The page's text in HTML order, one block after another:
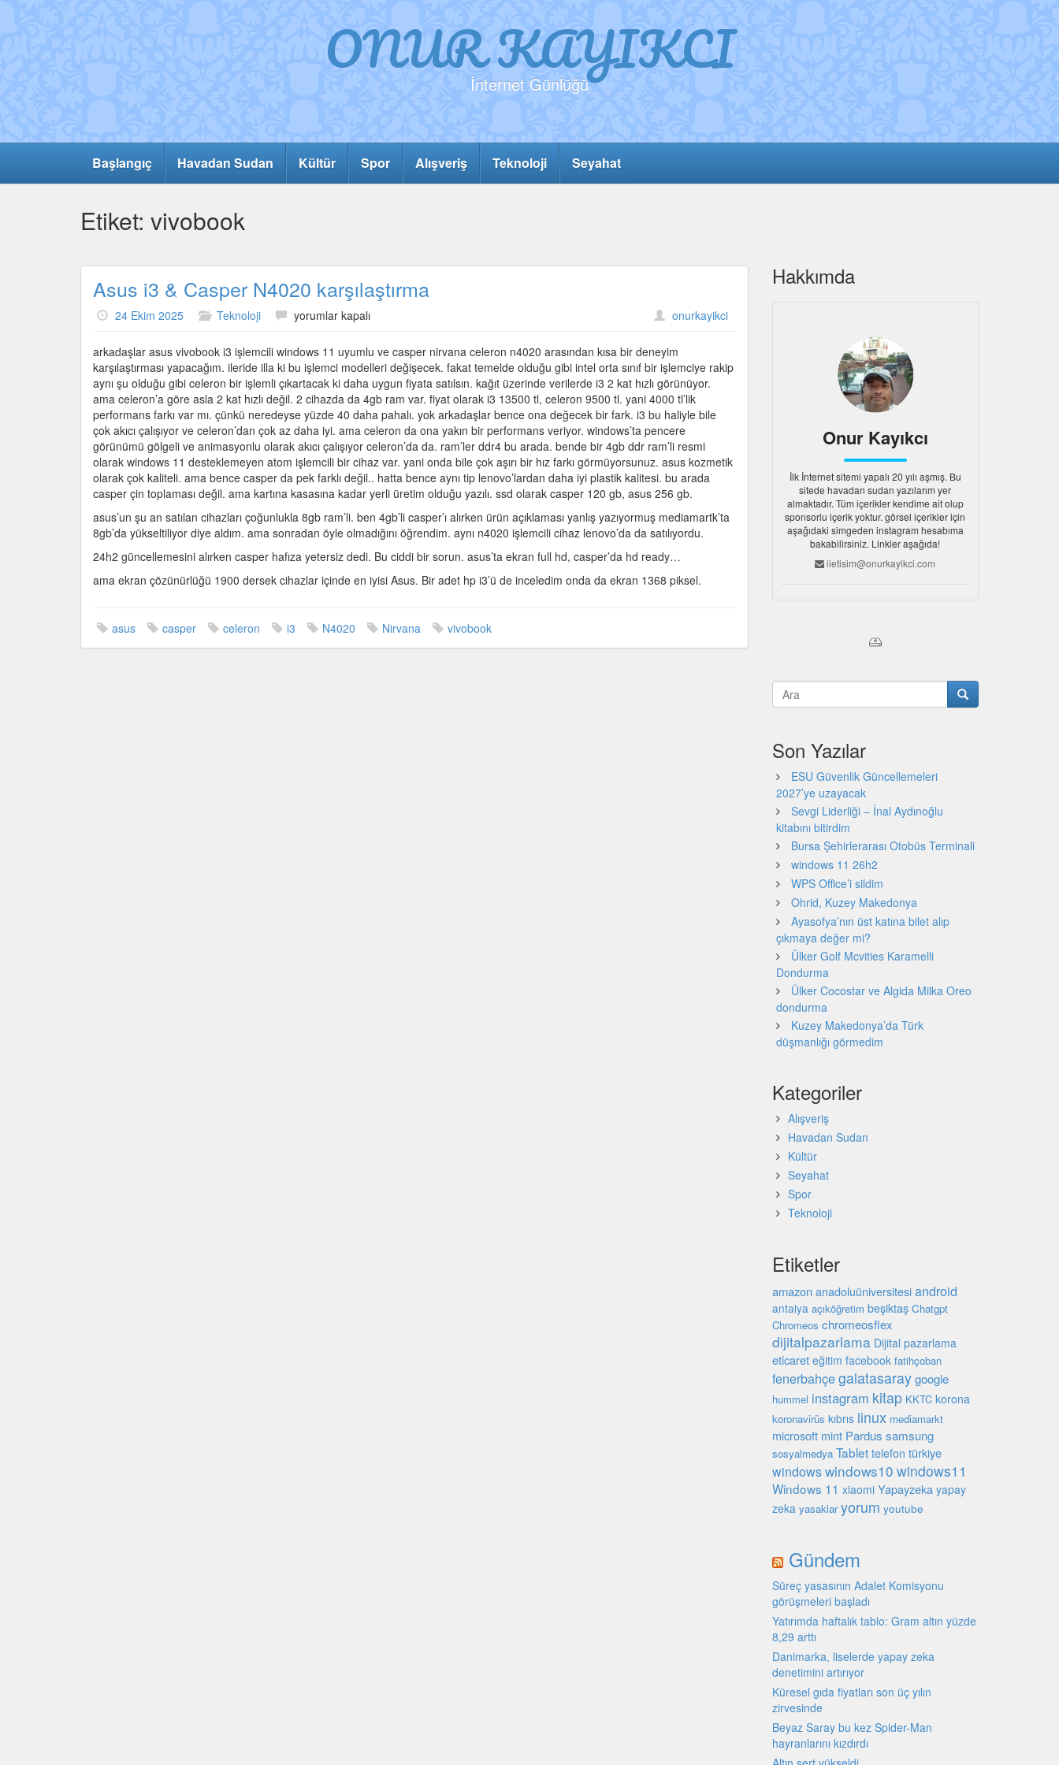
ONUR KAYIKCI
İnternet Günlüğü
Başlangıç Havadan Sudan Kültür Spor Alışveriş Teknoloji Seyahat
Etiket: vivobook
Asus i3 & Casper N4020 karşılaştırma
24 Ekim 2025 Teknoloji
Asus
&
Casper
N4020
karşılaştırma
için
yorumlar kapalı onurkayikci
arkadaşlar asus vivobook i3 işlemcili windows 11 uyumlu ve casper nirvana celeron n4020 arasından kısa bir deneyim
karşılaştırması yapacağım. ileride illa ki bu işlemci modelleri değişecek. fakat temelde olduğu gibi intel orta sınıf bir işlemciye rakip
aynı şu olduğu gibi celeron bir işlemli çıkartacak ki daha uygun fiyata satılsın. kağıt üzerinde verilerde i3 2 kat hızlı görünüyor.
ama celeron’a göre asla 2 kat hızlı değil. 2 cihazda da 4gb ram var. fiyat olarak i3 13500 tl, celeron 9500 tl. yani 4000 tl’lik
performans farkı var mı. çünkü neredeyse yüzde 40 daha pahalı. yok arkadaşlar bence ona değecek bir fark. i3 bu haliyle bile
çok akıcı çalışıyor ve celeron’dan çok az daha iyi. ama celeron da ona yakın bir performans veriyor. windows’ta pencere
görünümü gölgeli ve animasyonlu olarak akıcı çalışıyor celeron’da da. ram’ler ddr4 bu arada. bende bir 4gb ddr ram’li resmi
olarak windows 11 desteklemeyen atom işlemcili bir cihaz var. yani onda bile çok aşırı bir hız farkı görmüyorsunuz. asus kozmetik
olarak çok kaliteli. ama bence casper da pek farklı değil.. hatta bence aynı tip lenovo’lardan daha iyi plastik kalitesi. bu arada
casper çin toplaması değil. ama kartına kasasına kadar yerli üretim olduğu yazılı. ssd olarak casper 120 gb, asus 256 gb.
asus’un şu an satılan cihazları çoğunlukla 8gb ram’li. ben 4gb’li casper’ı alırken ürün açıklaması yanlış yazıyormuş mediamartk’ta
8gb’da yükseltiliyor diye aldım. ama sonradan öyle olmadığını öğrendim. aynı n4020 işlemcili cihaz lenovo’da da satılıyordu.
24h2 güncellemesini alırken casper hafıza yetersiz dedi. Bu ciddi bir sorun. asus’ta ekran full hd, casper’da hd ready…
ama ekran çözünürlüğü 1900 dersek cihazlar içinde en iyisi Asus. Bir adet hp i3’ü de inceledim onda da ekran 1368 piksel.
asus casper celeron i3 N4020 Nirvana vivobook
Hakkımda
Onur Kayıkcı
İlk İnternet sitemi yapalı 20 yılı aşmış. Bu
sitede havadan sudan yazılarım yer
almaktadır. Tüm içerikler kendime ait olup
sponsorlu içerik yoktur. görsel içerikler için
aşağıdaki simgeden instagram hesabıma
bakabilirsiniz. Linkler aşağıda!
iletisim@onurkayikci.com
Son Yazılar
ESU Güvenlik Güncellemeleri
2027’ye uzayacak
Sevgi Liderliği – İnal Aydınoğlu
kitabını bitirdim
Bursa Şehirlerarası Otobüs Terminali
windows 11 26h2
WPS Office’i sildim
Ohrid, Kuzey Makedonya
Ayasofya’nın üst katına bilet alıp
çıkmaya değer mi?
Ülker Golf Mcvities Karamelli
Dondurma
Ülker Cocostar ve Algida Milka Oreo
dondurma
Kuzey Makedonya’da Türk
düşmanlığı görmedim
Kategoriler
Alışveriş
Havadan Sudan
Kültür
Seyahat
Spor
Teknoloji
Etiketler
amazon anadoluüniversitesi android
antalya açıköğretim beşiktaş Chatgpt
Chromeos chromeosflex
dijitalpazarlama Dijital pazarlama
eticaret eğitim facebook fatihçoban
fenerbahçegalatasaray google
hummel instagram kitap KKTC korona
koronavirüs kıbrıs linux mediamarkt
microsoft mint Pardus samsung
sosyalmedya Tablet telefon türkiye
windowswindows10 windows11
Windows 11 xiaomi Yapayzeka yapay
zeka yasaklar yorum youtube
Gündem
Süreç yasasının Adalet Komisyonu
görüşmeleri başladı
Yatırımda haftalık tablo: Gram altın yüzde
8,29 arttı
Danimarka, liselerde yapay zeka
denetimini artırıyor
Küresel gıda fiyatları son üç yılın
zirvesinde
Beyaz Saray bu kez Spider-Man
hayranlarını kızdırdı